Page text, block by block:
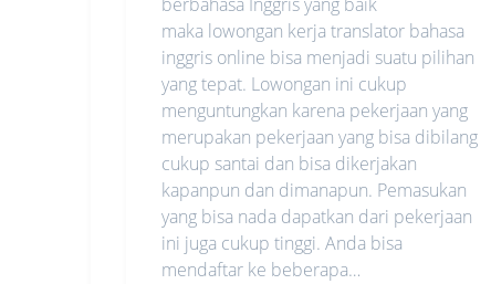
maka lowongan kerja translator bahasa
inggris online bisa menjadi suatu pilihan
yang tepat. Lowongan ini cukup
menguntungkan karena pekerjaan yang
merupakan pekerjaan yang bisa dibilang
cukup santai dan bisa dikerjakan
kapanpun dan dimanapun. Pemasukan
yang bisa nada dapatkan dari pekerjaan
ini juga cukup tinggi. Anda bisa
mendaftar ke beberapa…